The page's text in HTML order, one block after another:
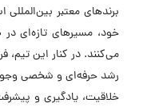
برندهای معتبر
خود، مسیرهای تازه‌ای
می‌کنند. در کنار این تیم،
رشد حرفه‌ای و شخصی
خلاقیت، یادگیری و